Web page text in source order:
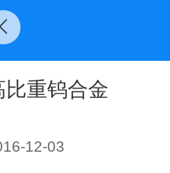
比重钨合金
12-03